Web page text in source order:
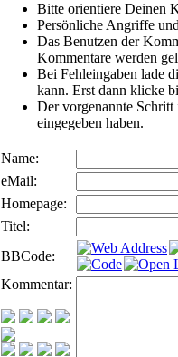
Bitte orientiere Deinen
Persönliche Angriffe
Das Benutzen der
Kommentare werden
Bei Fehleingaben lade
kann. Erst dann klicke
Der vorgenannte
eingegeben haben.
Name:
eMail:
Homepage:
Titel:
BBCode:
Kommentar: